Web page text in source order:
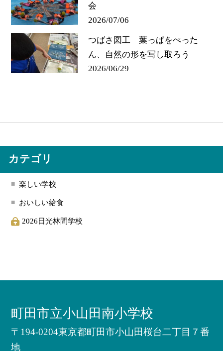
会
2026/07/06
つばさ図工 葉っぱをぺった
ん、自然の形を写し取ろう
2026/06/29
カテゴリ
楽しい学校
おいしい給食
2026日光林間学校
町田市立小山田南小学校
〒194-0204東京都町田市小山田桜台二丁目７番
地